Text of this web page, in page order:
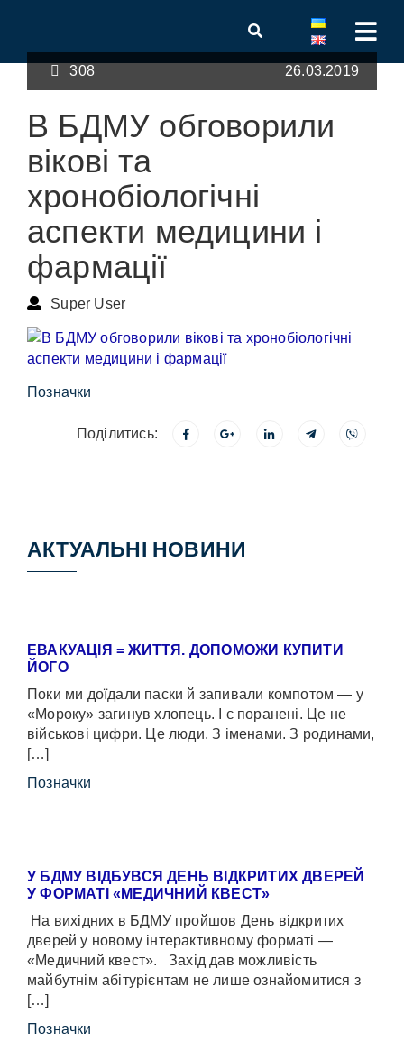
308 26.03.2019
В БДМУ обговорили
вікові та
хронобіологічні
аспекти медицини і
фармації
Super User
Позначки
Поділитись:
АКТУАЛЬНІ НОВИНИ
ЕВАКУАЦІЯ = ЖИТТЯ. ДОПОМОЖИ КУПИТИ
ЙОГО
Поки ми доїдали паски й запивали компотом — у
«Мороку» загинув хлопець. І є поранені. Це не
військові цифри. Це люди. З іменами. З родинами,
[…]
Позначки
У БДМУ ВІДБУВСЯ ДЕНЬ ВІДКРИТИХ ДВЕРЕЙ
У ФОРМАТІ «МЕДИЧНИЙ КВЕСТ»
На вихідних в БДМУ пройшов День відкритих
дверей у новому інтерактивному форматі —
«Медичний квест». Захід дав можливість
майбутнім абітурієнтам не лише ознайомитися з
[…]
Позначки